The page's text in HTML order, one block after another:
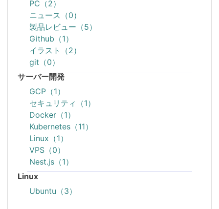
PC（2）
ニュース（0）
製品レビュー（5）
Github（1）
イラスト（2）
git（0）
サーバー開発
GCP（1）
セキュリティ（1）
Docker（1）
Kubernetes（11）
Linux（1）
VPS（0）
Nest.js（1）
Linux
Ubuntu（3）